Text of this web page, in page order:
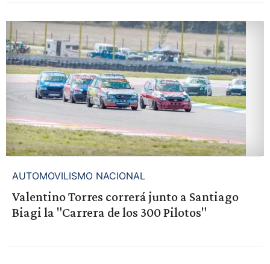
AUTOMOVILISMO NACIONAL
Valentino Torres correrá junto a Santiago
Biagi la "Carrera de los 300 Pilotos"